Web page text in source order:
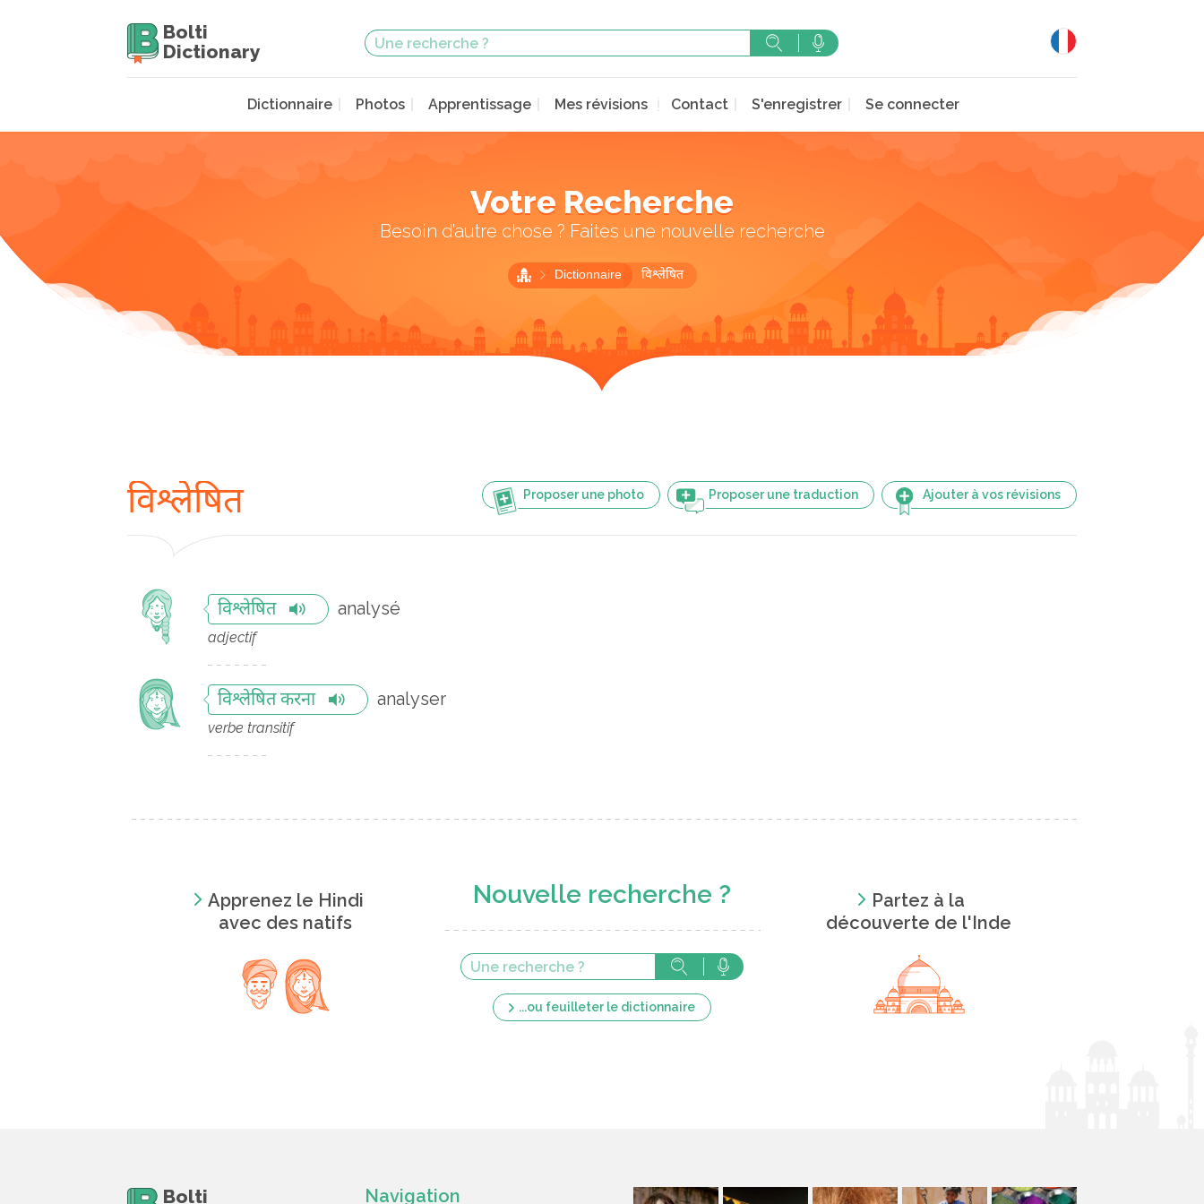
Bolti
Dictionary
Dictionnaire Photos Apprentissage Mes révisions Contact S'enregistrer Se connecter
Votre Recherche
Besoin d’autre chose ? Faites une nouvelle recherche
Dictionnaire विश्लेषित
Proposer une photo Proposer une traduction Ajouter à vos révisions
विश्लेषित
विश्लेषित analysé
adjectif
विश्लेषित करना analyser
verbe transitif
Apprenez le Hindi
avec des natifs
Nouvelle recherche ?
...ou feuilleter le dictionnaire
Partez à la
découverte de l'Inde
Bolti Navigation